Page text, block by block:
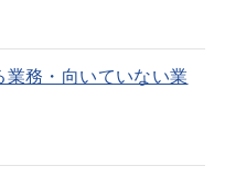
務・向いていない業